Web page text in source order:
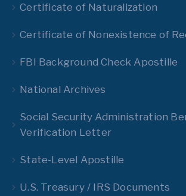
Certificate of Naturalization
Certificate of Nonexistence of
FBI Background Check Apostille
National Archives
Social Security Administration
Verification Letter
State-Level Apostille
U.S. Treasury / IRS Documents